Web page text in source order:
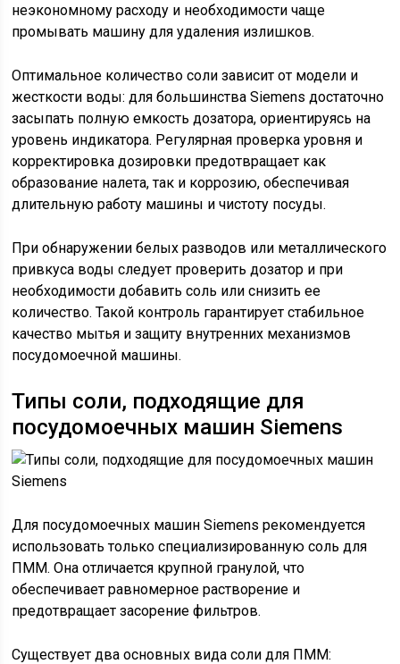
неэкономному расходу и необходимости чаще
промывать машину для удаления излишков.
Оптимальное количество соли зависит от модели и
жесткости воды: для большинства Siemens достаточно
засыпать полную емкость дозатора, ориентируясь на
уровень индикатора. Регулярная проверка уровня и
корректировка дозировки предотвращает как
образование налета, так и коррозию, обеспечивая
длительную работу машины и чистоту посуды.
При обнаружении белых разводов или металлического
привкуса воды следует проверить дозатор и при
необходимости добавить соль или снизить ее
количество. Такой контроль гарантирует стабильное
качество мытья и защиту внутренних механизмов
посудомоечной машины.
Типы соли, подходящие для
посудомоечных машин Siemens
Для посудомоечных машин Siemens рекомендуется
использовать только специализированную соль для
ПММ. Она отличается крупной гранулой, что
обеспечивает равномерное растворение и
предотвращает засорение фильтров.
Существует два основных вида соли для ПММ: